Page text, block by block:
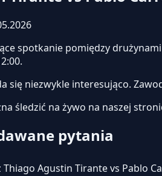
spotkanie pomiędzy drużynami
się niezwykle interesująco.
śledzić na żywo na naszej
pytania
Thiago Agustin Tirante vs Pablo